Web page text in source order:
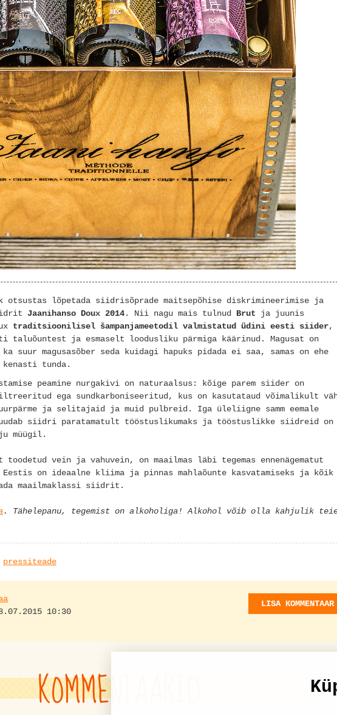
otsustas lõpetada siidrisõprade maitsepõhise diskrimineerimise ja
Jaanihanso Doux 2014. Nii nagu mais tulnud Brut ja juunis
traditsioonilisel šampanjameetodil valmistatud üdini eesti siider,
taluõuntest ja esmaselt loodusliku pärmiga käärinud. Magusat on
suur magusasõber seda kuidagi hapuks pidada ei saa, samas on ehe
kenasti tunda.
peamine nurgakivi on naturaalsus: kõige parem siider on
ega sundkarboniseeritud, kus on kasutataud võimalikult
ja selitajaid ja muid pulbreid. Iga üleliigne samm eemale
siidri paratamatult tööstuslikumaks ja tööstuslikke siidreid on
müügil.
toodetud vein ja vahuvein, on maailmas läbi tegemas ennenägematut
on ideaalne kliima ja pinnas mahlaõunte kasvatamiseks ja kõik
maailmaklassi siidrit.
. Tähelepanu, tegemist on alkoholiga! Alkohol võib olla kahjulik
pressiteade
10:30
LISA KOMMENTAAR
KOMMENTAARID